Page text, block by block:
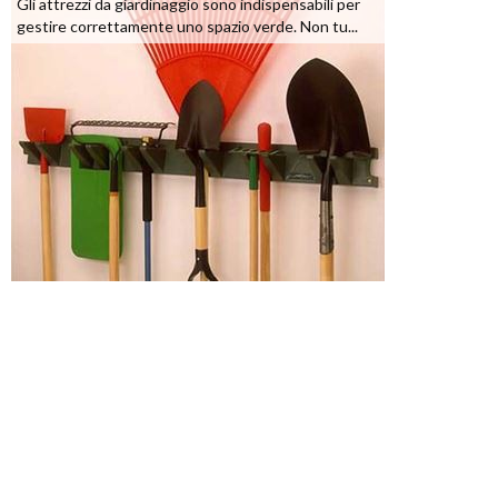
Gli attrezzi da giardinaggio sono indispensabili per
gestire correttamente uno spazio verde. Non tu...